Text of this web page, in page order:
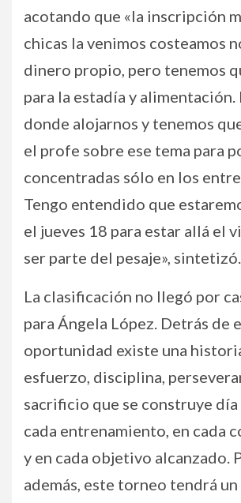
acotando que «la inscripción
chicas la venimos costeamos
dinero propio, pero tenemos
para la estadía y
donde alojarnos y tenemos
el profe sobre ese tema para
concentradas sólo en los
Tengo entendido que
el jueves 18 para estar allá el
ser parte del pesaje», sintetizó.
La clasificación no llegó por
para Ángela López. Detrás de
oportunidad existe una
esfuerzo, disciplina,
sacrificio que se construye día
cada entrenamiento, en cada
y en cada objetivo alcanzado.
además, este torneo tendrá